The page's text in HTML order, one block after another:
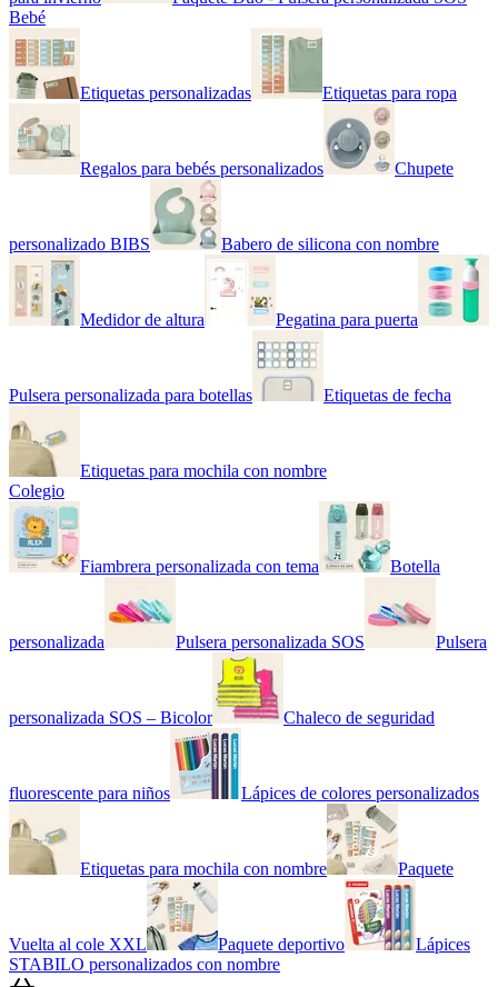
Bebé
Etiquetas personalizadas Etiquetas para ropa
Regalos para bebés personalizados Chupete
personalizado BIBS Babero de silicona con nombre
Medidor de altura Pegatina para puerta
Pulsera personalizada para botellas Etiquetas de fecha
Etiquetas para mochila con nombre
Colegio
Fiambrera personalizada con tema Botella
personalizada Pulsera personalizada SOS Pulsera
personalizada SOS – Bicolor Chaleco de seguridad
fluorescente para niños Lápices de colores personalizados
Etiquetas para mochila con nombre Paquete
Vuelta al cole XXL Paquete deportivo
Lápices
STABILO personalizados con nombre